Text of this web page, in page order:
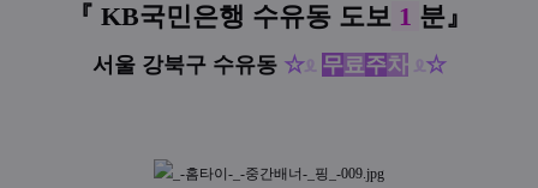
『 KB국민은행 수유동 도보 1 분』
서울 강북구 수유동 ☆ᦸ 무료주차 ᦸ☆